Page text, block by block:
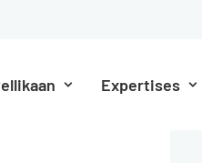
Expertises